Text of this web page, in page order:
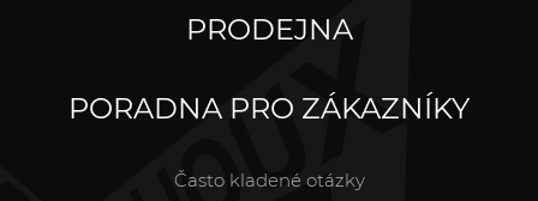
PRODEJNA
PORADNA PRO ZÁKAZNÍKY
Často kladené otázky